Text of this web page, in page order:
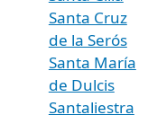
Santa Cruz
de la Serós
Santa María
de Dulcis
Santaliestra